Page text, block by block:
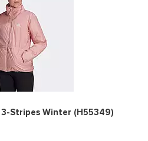
0
3-Stripes Winter (H55349)